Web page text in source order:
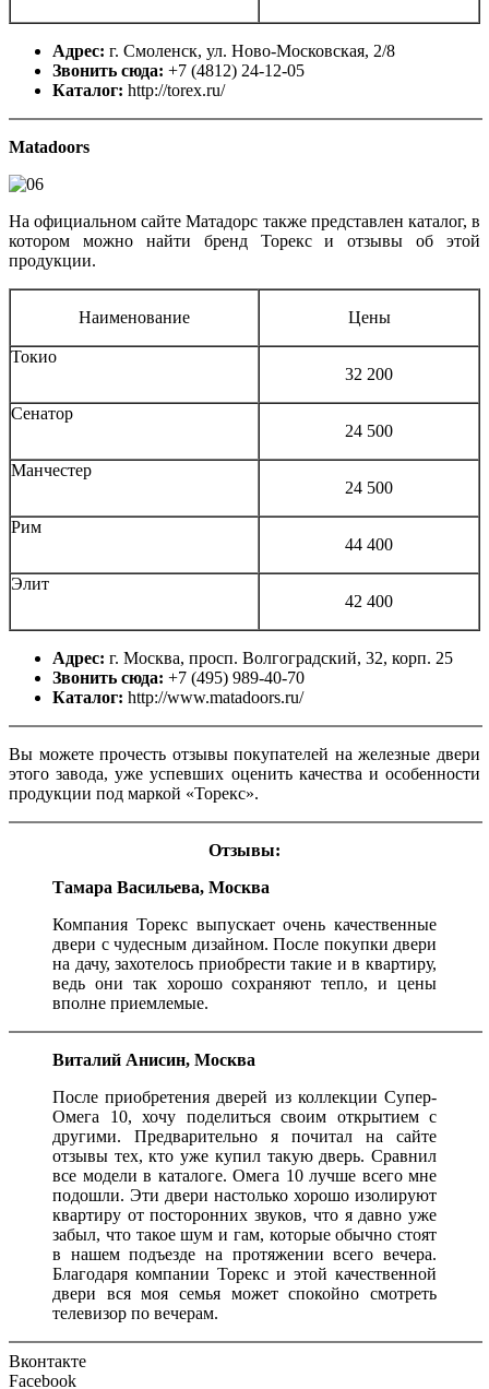
Адрес: г. Смоленск, ул. Ново-Московская, 2/8
Звонить сюда: +7 (4812) 24-12-05
Каталог: http://torex.ru/
Matadoors
На официальном сайте Матадорс также представлен каталог, в
котором можно найти бренд Торекс и отзывы об этой
продукции.
Наименование Цены
Токио
32 200
Сенатор
24 500
Манчестер
24 500
Рим
44 400
Элит
42 400
Адрес: г. Москва, просп. Волгоградский, 32, корп. 25
Звонить сюда: +7 (495) 989-40-70
Каталог: http://www.matadoors.ru/
Вы можете прочесть отзывы покупателей на железные двери
этого завода, уже успевших оценить качества и особенности
продукции под маркой «Торекс».
Отзывы:
Тамара Васильева, Москва
Компания Торекс выпускает очень качественные
двери с чудесным дизайном. После покупки двери
на дачу, захотелось приобрести такие и в квартиру,
ведь они так хорошо сохраняют тепло, и цены
вполне приемлемые.
Виталий Анисин, Москва
После приобретения дверей из коллекции Супер-
Омега 10, хочу поделиться своим открытием с
другими. Предварительно я почитал на сайте
отзывы тех, кто уже купил такую дверь. Сравнил
все модели в каталоге. Омега 10 лучше всего мне
подошли. Эти двери настолько хорошо изолируют
квартиру от посторонних звуков, что я давно уже
забыл, что такое шум и гам, которые обычно стоят
в нашем подъезде на протяжении всего вечера.
Благодаря компании Торекс и этой качественной
двери вся моя семья может спокойно смотреть
телевизор по вечерам.
Вконтакте
Facebook